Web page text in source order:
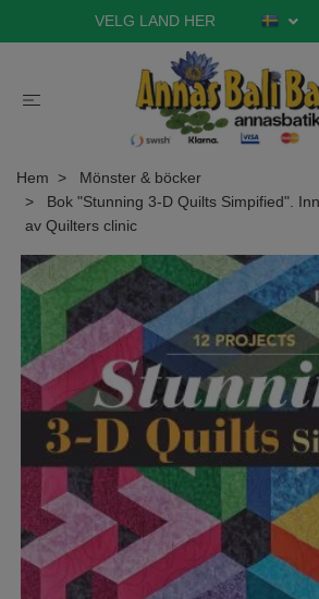
VELG LAND HER
Hem
Mönster & böcker
Bok "Stunning 3-D Quilts Simpified".
av Quilters clinic